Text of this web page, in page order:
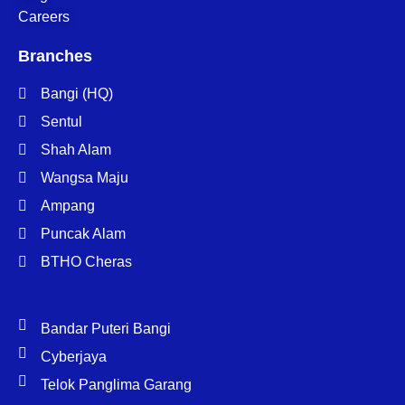
Careers
Branches
Bangi (HQ)
Sentul
Shah Alam
Wangsa Maju
Ampang
Puncak Alam
BTHO Cheras
Bandar Puteri Bangi
Cyberjaya
Telok Panglima Garang